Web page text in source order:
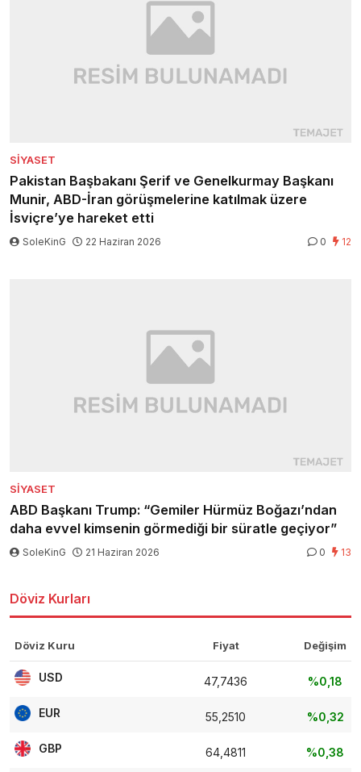
SIYASET
Pakistan Başbakanı Şerif ve Genelkurmay Başkanı
Munir, ABD-İran görüşmelerine katılmak üzere
İsviçre’ye hareket etti
SoleKinG 22 Haziran 2026 0 12
SIYASET
ABD Başkanı Trump: “Gemiler Hürmüz Boğazı’ndan
daha evvel kimsenin görmediği bir süratle geçiyor”
SoleKinG 21 Haziran 2026 0 13
Döviz Kurları
Döviz Kuru Fiyat Değişim
USD 47,7436 %0,18
EUR 55,2510 %0,32
GBP 64,4811 %0,38